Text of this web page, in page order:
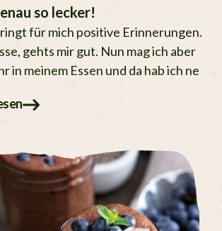
so lecker!
für mich positive Erinnerungen.
mir gut. Nun mag ich aber
in meinem Essen und da hab ich ne